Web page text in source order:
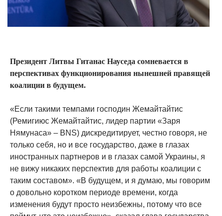
Президент Литвы Гитанас Науседа сомневается в
перспективах функционирования нынешней правящей
коалиции в будущем.
«Если такими темпами господин Жемайтайтис
(Ремигиюс Жемайтайтис, лидер партии «Заря
Нямунаса» – BNS) дискредитирует, честно говоря, не
только себя, но и все государство, даже в глазах
иностранных партнеров и в глазах самой Украины, я
не вижу никаких перспектив для работы коалиции с
таким составом». «В будущем, и я думаю, мы говорим
о довольно коротком периоде времени, когда
изменения будут просто неизбежны, потому что все